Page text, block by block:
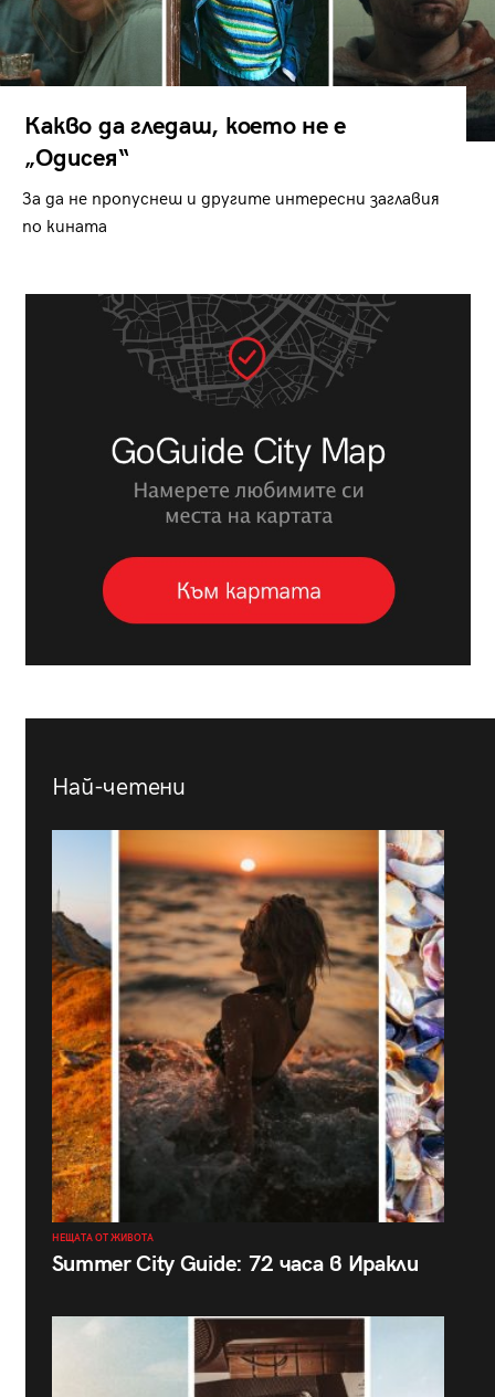
Какво да гледаш, което не е
„Одисея“
За да не пропуснеш и другите интересни заглавия
по кината
Най-четени
НЕЩАТА ОТ ЖИВОТА
Summer City Guide: 72 часа в Иракли